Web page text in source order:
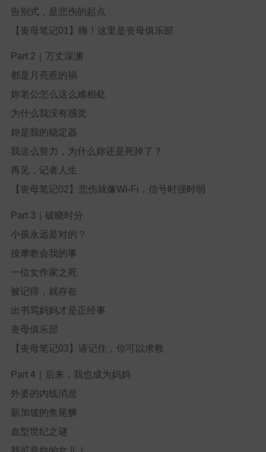
告别式，是悲伤的起点
【丧母笔记01】嗨！这里是丧母俱乐部
Part 2 ｜万丈深渊
都是月亮惹的祸
妳老公怎么这么难相处
为什么我没有感觉
妳是我的稳定器
我这么努力，为什么妳还是死掉了？
再见，记者人生
【丧母笔记02】悲伤就像Wi-Fi，信号时强时弱
Part 3 ｜破晓时分
小孩永远是对的？
按摩教会我的事
一位女作家之死
被记得，就存在
出书骂妈妈才是正经事
丧母俱乐部
【丧母笔记03】请记住，你可以求救
Part 4 ｜后来，我也成为妈妈
外婆的内线消息
新加坡的鱼尾狮
血型世纪之谜